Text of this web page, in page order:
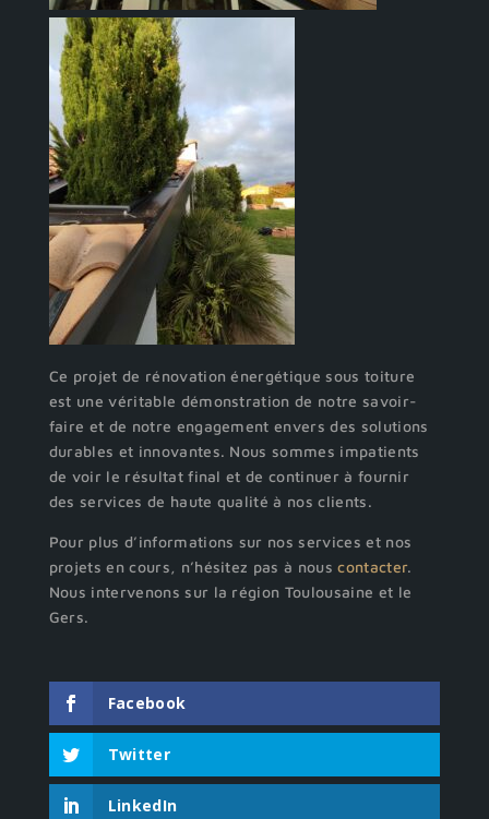
Ce projet de rénovation énergétique sous toiture
est une véritable démonstration de notre savoir-
faire et de notre engagement envers des solutions
durables et innovantes. Nous sommes impatients
de voir le résultat final et de continuer à fournir
des services de haute qualité à nos clients.
Pour plus d’informations sur nos services et nos
projets en cours, n’hésitez pas à nouscontacter.
Nous intervenons sur la région Toulousaine et le
Gers.
Facebook
Twitter
LinkedIn